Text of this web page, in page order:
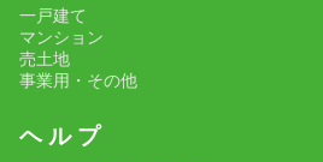
一戸建て
マンション
売土地
事業用・その他
ヘ ル プ